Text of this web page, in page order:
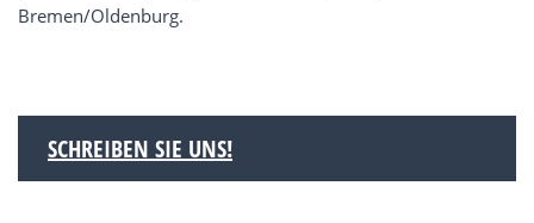
Bremen/Oldenburg.
SCHREIBEN SIE UNS!